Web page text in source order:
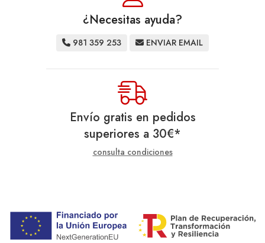
¿Necesitas ayuda?
981 359 253 ENVIAR EMAIL
Envío gratis en pedidos
superiores a 30€*
consulta condiciones